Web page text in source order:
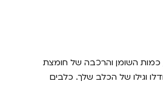
כמות השומן והרכבה של חומצת
וגילו של הכלב שלך. כלבים